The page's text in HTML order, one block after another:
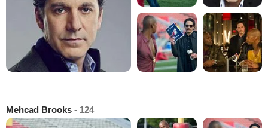
Mehcad Brooks - 124